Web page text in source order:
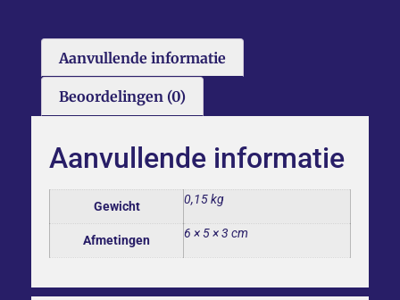
Aanvullende informatie
Beoordelingen (0)
Aanvullende informatie
Gewicht 0,15 kg
Afmetingen 6 × 5 × 3 cm